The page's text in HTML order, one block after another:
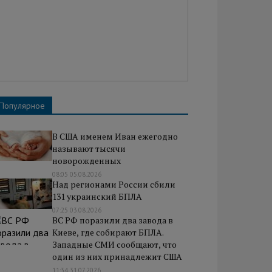
Популярное
В США именем Иван ежегодно
называют тысячи
новорожденных
08:05 05.08.2026
Над регионами России сбили
131 украинский БПЛА
07:25 03.08.2026
ВС РФ поразили два завода в
Киеве, где собирают БПЛА.
Западные СМИ сообщают, что
один из них принадлежит США
11:34 31.07.2026